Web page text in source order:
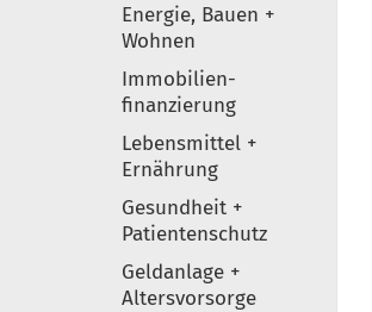
Elemente
Energie, Bauen +
Wohnen
Immobilien-
finanzierung
Lebensmittel +
Ernährung
Gesundheit +
Patientenschutz
Geldanlage +
Altersvorsorge